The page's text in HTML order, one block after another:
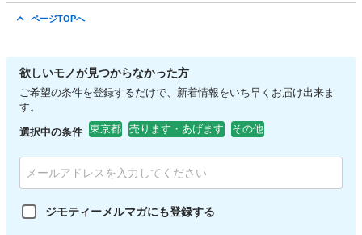
ページTOPへ
欲しいモノが見つからなかった方
ご希望の条件を登録するだけで、新着情報をいち早くお届け出来ま
す。
選択中の条件 東京都 売ります・あげます その他
ジモティーメルマガにも登録する